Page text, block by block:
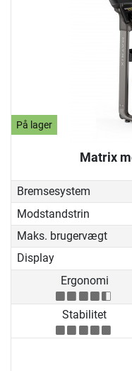
På lager
Matrix
Bremsesystem
Modstandstrin
Maks. brugervægt
Display
Ergonomi
Stabilitet